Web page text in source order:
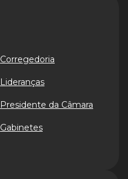
Corregedoria
Lideranças
Presidente da Câmara
Gabinetes